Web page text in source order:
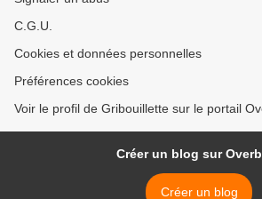
C.G.U.
Cookies et données personnelles
Préférences cookies
Voir le profil de Gribouillette sur le portail
Créer un blog sur
Créer un blog